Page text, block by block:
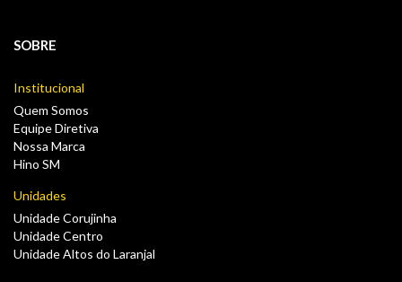
SOBRE
Institucional
Quem Somos
Equipe Diretiva
Nossa Marca
Hino SM
Unidades
Unidade Corujinha
Unidade Centro
Unidade Altos do Laranjal